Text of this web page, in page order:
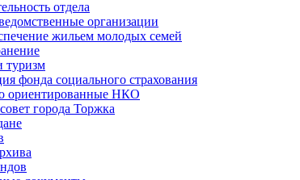
отдела
организации
жильем молодых семей
туризм
фонда социального страхования
ориентированные НКО
города Торжка